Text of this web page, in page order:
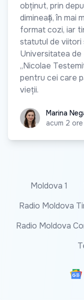
obținut, prin
dimineață, în mai
format cozi, iar
statutul de viitori
Universitatea de
„Nicolae
pentru cei care
vieții.
Marina Negară
Marina
acum 2 ore
Moldova 1
Radio Moldova
Radio Moldova